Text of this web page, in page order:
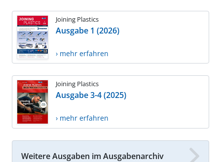
Joining Plastics
Ausgabe 1 (2026)
› mehr erfahren
Joining Plastics
Ausgabe 3-4 (2025)
› mehr erfahren
Weitere Ausgaben im Ausgabenarchiv